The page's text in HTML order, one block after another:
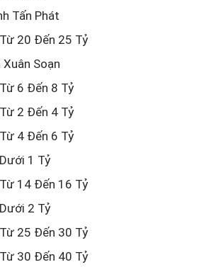
Tấn Phát
20 Đến 25 Tỷ
Soạn
6 Đến 8 Tỷ
2 Đến 4 Tỷ
4 Đến 6 Tỷ
1 Tỷ
14 Đến 16 Tỷ
2 Tỷ
25 Đến 30 Tỷ
30 Đến 40 Tỷ